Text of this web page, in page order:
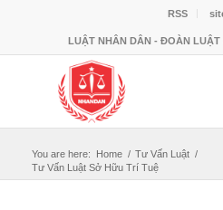
RSS
LUẬT NHÂN DÂN - ĐOÀN LUẬT
You are here: Home / Tư Vấn Luật /
Tư Vấn Luật Sở Hữu Trí Tuệ